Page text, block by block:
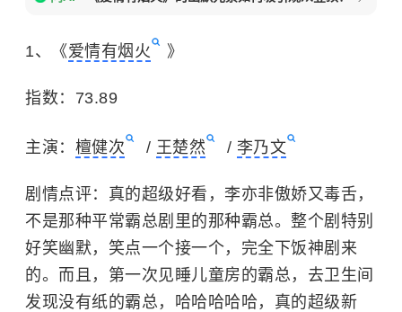
1、《爱情有烟火 》
指数：73.89
主演： 檀健次 / 王楚然 / 李乃文
剧情点评：真的超级好看，李亦非傲娇又毒舌，
不是那种平常霸总剧里的那种霸总。整个剧特别
好笑幽默，笑点一个接一个，完全下饭神剧来
的。而且，第一次见睡儿童房的霸总，去卫生间
发现没有纸的霸总，哈哈哈哈哈，真的超级新